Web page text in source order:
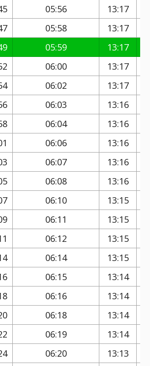
05:56 13:17
05:58 13:17
05:59 13:17
06:00 13:17
06:02 13:17
06:03 13:16
06:04 13:16
06:06 13:16
06:07 13:16
06:08 13:16
06:10 13:15
06:11 13:15
06:12 13:15
06:14 13:15
06:15 13:14
06:16 13:14
06:18 13:14
06:19 13:14
06:20 13:13